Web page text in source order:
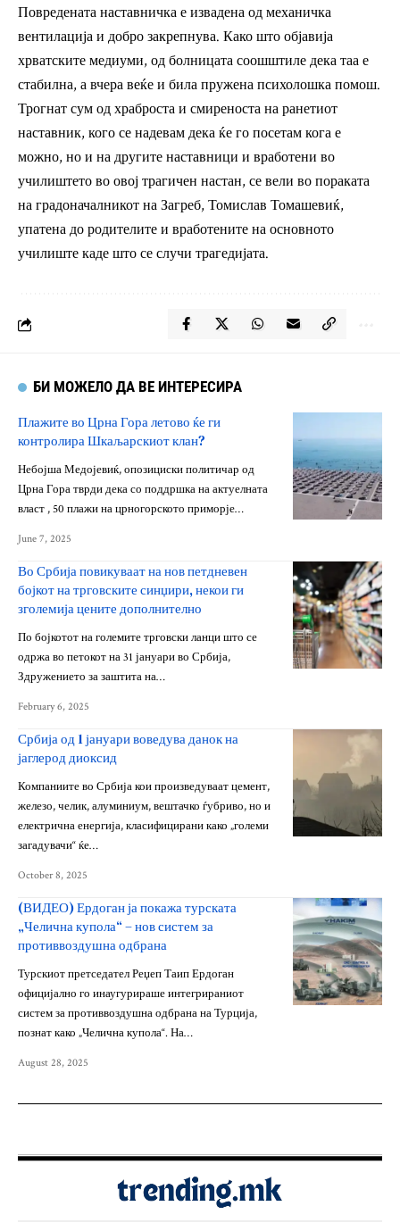
Повредената наставничка е извадена од механичка
вентилација и добро закрепнува. Како што објавија
хрватските медиуми, од болницата соошштиле дека таа е
стабилна, а вчера веќе и била пружена психолошка помош.
Трогнат сум од храброста и смиреноста на ранетиот
наставник, кого се надевам дека ќе го посетам кога е
можно, но и на другите наставници и вработени во
училиштето во овој трагичен настан, се вели во пораката
на градоначалникот на Загреб, Томислав Томашевиќ,
упатена до родителите и вработените на основното
училиште каде што се случи трагедијата.
БИ МОЖЕЛО ДА ВЕ ИНТЕРЕСИРА
Плажите во Црна Гора летово ќе ги
контролира Шкаљарскиот клан?
Небојша Медојевиќ, опозициски политичар од
Црна Гора тврди дека со поддршка на актуелната
власт , 50 плажи на црногорското приморје…
June 7, 2025
Во Србија повикуваат на нов петдневен
бојкот на трговските синџири, некои ги
зголемија цените дополнително
По бојкотот на големите трговски ланци што се
одржа во петокот на 31 јануари во Србија,
Здружението за заштита на…
February 6, 2025
Србија од 1 јануари воведува данок на
јаглерод диоксид
Компаниите во Србија кои произведуваат цемент,
железо, челик, алуминиум, вештачко ѓубриво, но и
електрична енергија, класифицирани како „големи
загадувачи“ ќе…
October 8, 2025
(ВИДЕО) Ердоган ја покажа турската
„Челична купола“ – нов систем за
противвоздушна одбрана
Турскиот претседател Реџеп Таип Ердоган
официјално го инаугурираше интегрираниот
систем за противвоздушна одбрана на Турција,
познат како „Челична купола“. На…
August 28, 2025